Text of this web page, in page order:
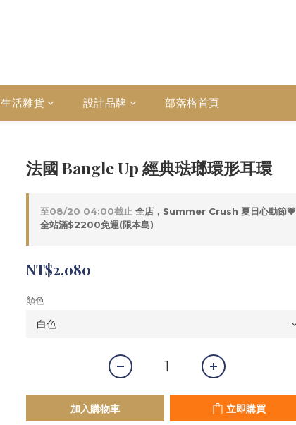
生活雜貨 設計品牌 部落格首頁
法國 Bangle Up 經典琺瑯環形耳環
至08/20 04:00截止 全店，Summer Crush 夏日心動節💗
全站滿$2200免運(限本島)
NT$2,080
顏色
加入購物車 立即購買